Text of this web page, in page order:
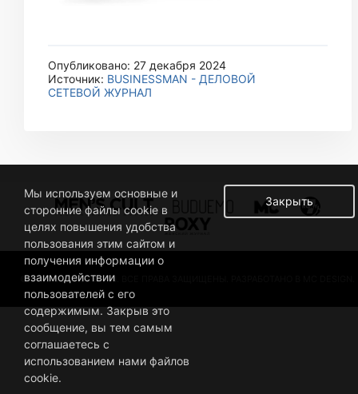
Опубликовано: 27 декабря 2024
Источник: BUSINESSMAN - ДЕЛОВОЙ
СЕТЕВОЙ ЖУРНАЛ
© 2019 BUSINESSMAN. ВСЕ ПРАВА ЗАЩИЩЕНЫ. РАЗРАБОТАНО В MC DESIGN.
Закрыть
Мы используем основные и
сторонние файлы cookie в
целях повышения удобства
пользования этим сайтом и
получения информации о
взаимодействии
пользователей с его
содержимым. Закрыв это
сообщение, вы тем самым
соглашаетесь с
использованием нами файлов
cookie.